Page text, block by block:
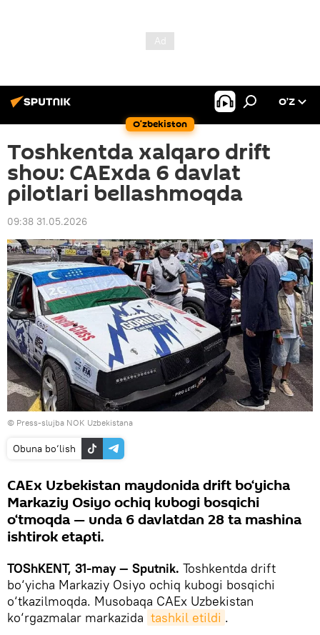
O‘zbekiston
O’Z
Toshkentda xalqaro drift
shou: CAExda 6 davlat
pilotlari bellashmoqda
09:38 31.05.2026
© Press-slujba NOK Uzbekistana
Obuna bo‘lish
CAEx Uzbekistan maydonida drift bo‘yicha
Markaziy Osiyo ochiq kubogi bosqichi
o‘tmoqda — unda 6 davlatdan 28 ta mashina
ishtirok etapti.
TOShKENT, 31-may — Sputnik. Toshkentda drift
bo‘yicha Markaziy Osiyo ochiq kubogi bosqichi
o‘tkazilmoqda. Musobaqa CAEx Uzbekistan
ko‘rgazmalar markazida tashkil etildi .